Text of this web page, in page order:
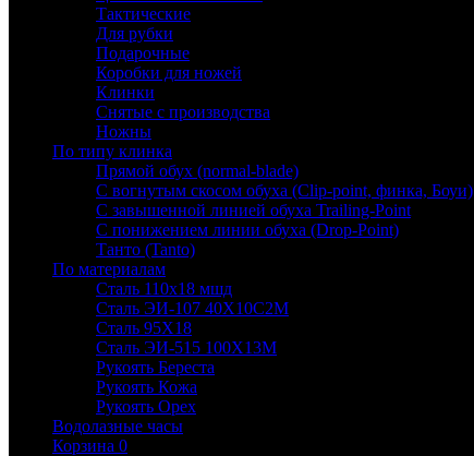
Тактические
Для рубки
Подарочные
Коробки для ножей
Клинки
Снятые с производства
Ножны
По типу клинка
Прямой обух (normal-blade)
С вогнутым скосом обуха (Clip-point, финка, Боуи)
С завышенной линией обуха Trailing-Point
С понижением линии обуха (Drop-Point)
Танто (Tanto)
По материалам
Сталь 110х18 мшд
Сталь ЭИ-107 40Х10С2М
Сталь 95Х18
Сталь ЭИ-515 100Х13М
Рукоять Береста
Рукоять Кожа
Рукоять Орех
Водолазные часы
Корзина 0